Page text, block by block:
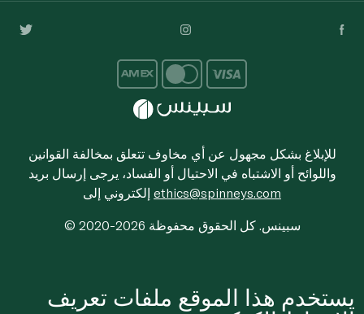
للإبلاغ بشكل مجهول عن أي مخاوف تتعلق بمخالفة القوانين
واللوائح أو الاشتباه في الاحتيال أو الفساد، يرجى إرسال بريد
ethics@spinneys.com
© 2020-2026 سبينس. كل الحقوق محفوظة
يستخدم هذا الموقع ملفات تعريف